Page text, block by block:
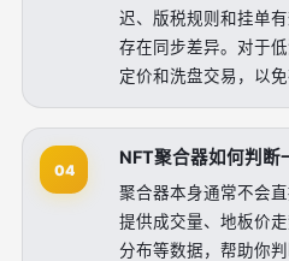
迟、版税规则和挂单
存在同步差异。对于
定价和洗盘交易，以
04
NFT聚合器如何判断
聚合器本身通常不会
提供成交量、地板价
分布等数据，帮助你